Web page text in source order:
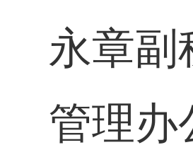
永章副
管理办